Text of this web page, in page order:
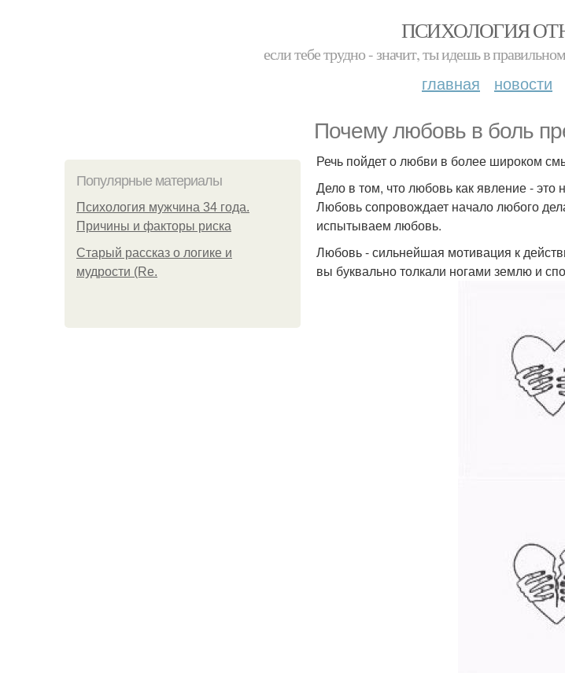
ПСИХОЛОГИЯ
если тебе трудно - значит, ты идешь в
главная новости
Почему любовь в боль
Популярные материалы
Психология мужчина 34 года.
Причины и факторы риска
Старый рассказ о логике и
мудрости (Re.
Речь пойдет о любви в более широком
Дело в том, что любовь как явление - это
Любовь сопровождает начало любого
испытываем любовь.
Любовь - сильнейшая мотивация к
вы буквально толкали ногами землю и